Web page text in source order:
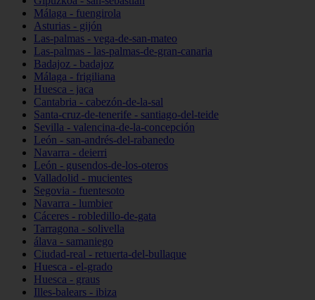
Málaga - fuengirola
Asturias - gijón
Las-palmas - vega-de-san-mateo
Las-palmas - las-palmas-de-gran-canaria
Badajoz - badajoz
Málaga - frigiliana
Huesca - jaca
Cantabria - cabezón-de-la-sal
Santa-cruz-de-tenerife - santiago-del-teide
Sevilla - valencina-de-la-concepción
León - san-andrés-del-rabanedo
Navarra - deierri
León - gusendos-de-los-oteros
Valladolid - mucientes
Segovia - fuentesoto
Navarra - lumbier
Cáceres - robledillo-de-gata
Tarragona - solivella
álava - samaniego
Ciudad-real - retuerta-del-bullaque
Huesca - el-grado
Huesca - graus
Illes-balears - ibiza